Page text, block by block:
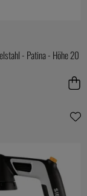
- Patina - Höhe 20